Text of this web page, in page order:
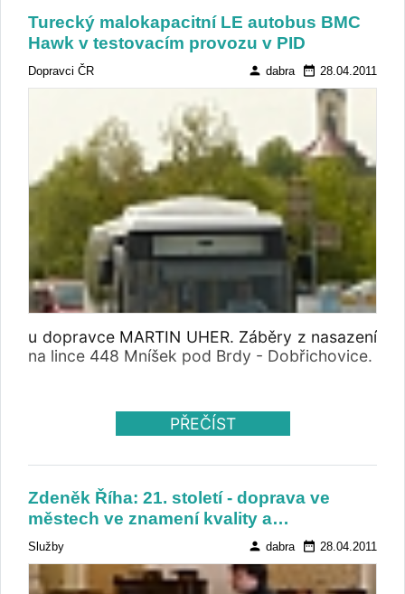
Turecký malokapacitní LE autobus BMC
Hawk v testovacím provozu v PID
Dopravci ČR person dabra date_range 28.04.2011
u dopravce MARTIN UHER. Záběry z nasazení
na lince 448 Mníšek pod Brdy - Dobřichovice.
PŘEČÍST
Zdeněk Říha: 21. století - doprava ve
městech ve znamení kvality a…
Služby person dabra date_range 28.04.2011